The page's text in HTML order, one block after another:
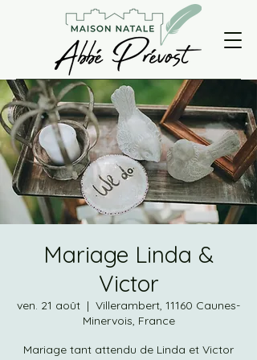
Mariage Linda &
Victor
ven. 21 août
  |
Villerambert, 11160 Caunes-
Minervois, France
Mariage tant attendu de Linda et Victor